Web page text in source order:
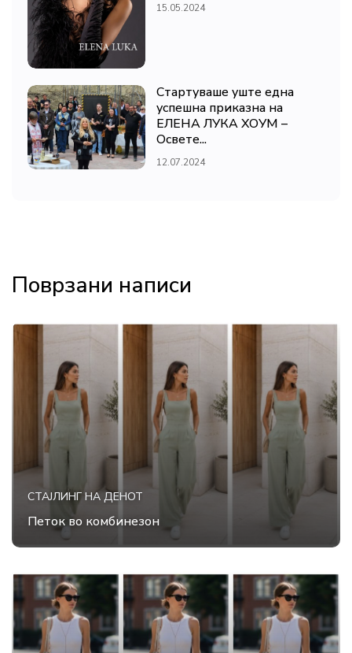
15.05.2024
Стартуваше уште една
успешна приказна на
ЕЛЕНА ЛУКА ХОУМ –
Освете...
12.07.2024
Поврзани написи
СТАЈЛИНГ НА ДЕНОТ
Петок во комбинезон